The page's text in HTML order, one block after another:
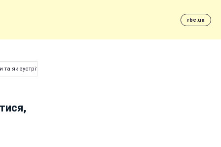
rbc.ua
як зустріти Сонцестояння